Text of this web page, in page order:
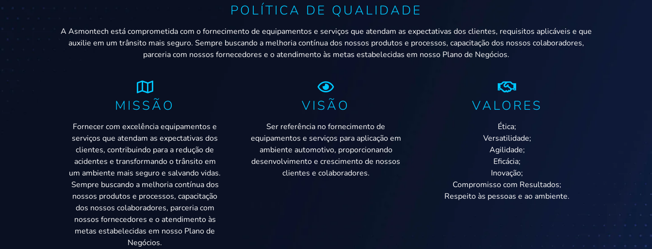
POLÍTICA DE QUALIDADE
A Asmontech está comprometida com o fornecimento de equipamentos e serviços que atendam as expectativas dos clientes, requisitos aplicáveis e que
auxilie em um trânsito mais seguro. Sempre buscando a melhoria contínua dos nossos produtos e processos, capacitação dos nossos colaboradores,
parceria com nossos fornecedores e o atendimento às metas estabelecidas em nosso Plano de Negócios.
MISSÃO
Fornecer com excelência equipamentos e
serviços que atendam as expectativas dos
clientes, contribuindo para a redução de
acidentes e transformando o trânsito em
um ambiente mais seguro e salvando vidas.
Sempre buscando a melhoria contínua dos
nossos produtos e processos, capacitação
dos nossos colaboradores, parceria com
nossos fornecedores e o atendimento às
metas estabelecidas em nosso Plano de
Negócios.
VISÃO
Ser referência no fornecimento de
equipamentos e serviços para aplicação em
ambiente automotivo, proporcionando
desenvolvimento e crescimento de nossos
clientes e colaboradores.
VALORES
Ética;
Versatilidade;
Agilidade;
Eficácia;
Inovação;
Compromisso com Resultados;
Respeito às pessoas e ao ambiente.